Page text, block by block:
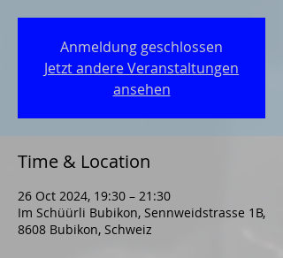
Anmeldung geschlossen
Jetzt andere Veranstaltungen
ansehen
Time & Location
26 Oct 2024, 19:30 – 21:30
Im Schüürli Bubikon, Sennweidstrasse 1B,
8608 Bubikon, Schweiz